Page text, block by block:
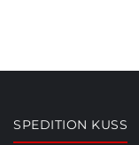
SPEDITION KUSS